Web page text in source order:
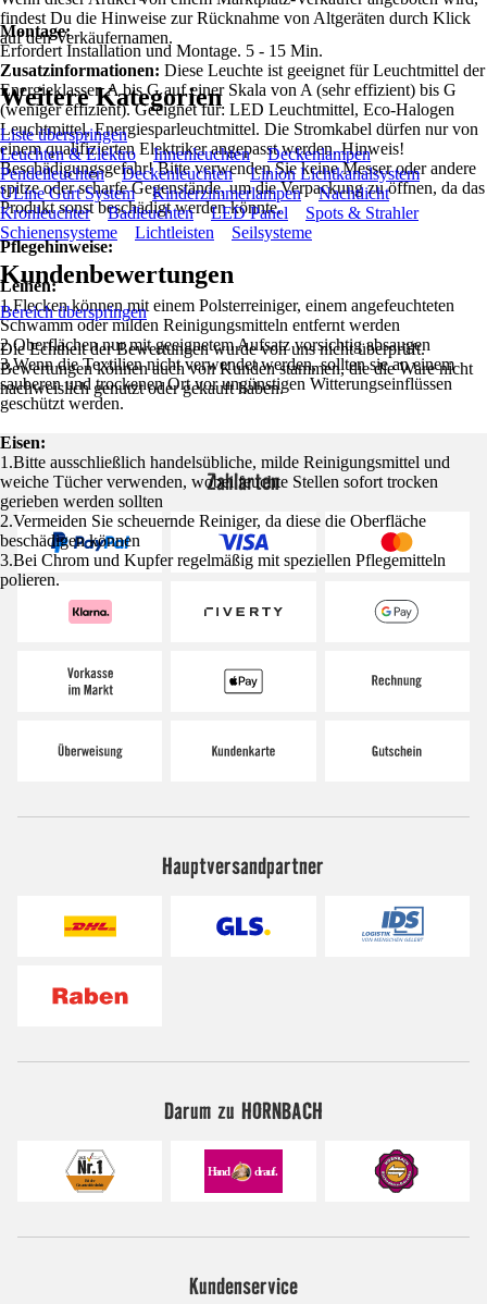
Montage:
Erfordert Installation und Montage. 5 - 15 Min.
Zusatzinformationen: Diese Leuchte ist geeignet für Leuchtmittel der
Energieklassen A bis G auf einer Skala von A (sehr effizient) bis G
(weniger effizient). Geeignet für: LED Leuchtmittel, Eco-Halogen
Leuchtmittel, Energiesparleuchtmittel. Die Stromkabel dürfen nur von
einem qualifizierten Elektriker angepasst werden. Hinweis!
Beschädigungsgefahr! Bitte verwenden Sie keine Messer oder andere
spitze oder scharfe Gegenstände, um die Verpackung zu öffnen, da das
Produkt sonst beschädigt werden könnte.
Pflegehinweise:
Leinen:
1.Flecken können mit einem Polsterreiniger, einem angefeuchteten
Schwamm oder milden Reinigungsmitteln entfernt werden
2.Oberflächen nur mit geeignetem Aufsatz vorsichtig absaugen
3.Wenn die Textilien nicht verwendet werden, sollten sie an einem
sauberen und trockenen Ort vor ungünstigen Witterungseinflüssen
geschützt werden.
Eisen:
1.Bitte ausschließlich handelsübliche, milde Reinigungsmittel und
weiche Tücher verwenden, wobei feuchte Stellen sofort trocken
gerieben werden sollten
2.Vermeiden Sie scheuernde Reiniger, da diese die Oberfläche
beschädigen können
3.Bei Chrom und Kupfer regelmäßig mit speziellen Pflegemitteln
polieren.
findest Du die Hinweise zur Rücknahme von Altgeräten durch Klick
auf den Verkäufernamen.
Weitere Kategorien
Liste überspringen
Leuchten & Elektro
Innenleuchten
Deckenlampen
Pendelleuchten
Deckenleuchten
Linion Lichtkanalsystem
ULine Gurt System
Kinderzimmerlampen
Nachtlicht
Kronleuchter
Badleuchten LED Panel
Spots & Strahler
Schienensysteme
Lichtleisten Seilsysteme
Kundenbewertungen
Bereich überspringen
Die Echtheit der Bewertungen wurde von uns nicht überprüft.
Bewertungen können auch von Kunden stammen, die die Ware nicht
nachweislich genutzt oder gekauft haben.
Zahlarten
Hauptversandpartner
Darum zu HORNBACH
Kundenservice